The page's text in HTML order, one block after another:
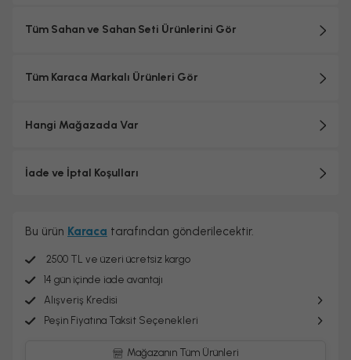
Tüm Sahan ve Sahan Seti Ürünlerini Gör
Tüm Karaca Markalı Ürünleri Gör
Hangi Mağazada Var
İade ve İptal Koşulları
Bu ürün Karaca tarafından gönderilecektir.
2500 TL ve üzeri ücretsiz kargo
14 gün içinde iade avantajı
Alışveriş Kredisi
Peşin Fiyatına Taksit Seçenekleri
Mağazanın Tüm Ürünleri